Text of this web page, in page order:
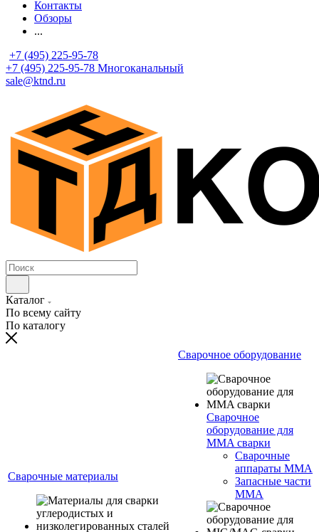
Контакты
Обзоры
...
+7 (495) 225-95-78
+7 (495) 225-95-78 Многоканальный
sale@ktnd.ru
Каталог
По всему сайту
По каталогу
Сварочные материалы
Сварочное оборудование
Сварочное
оборудование для
MMA сварки
Сварочные
аппараты MMA
Запасные части
MMA